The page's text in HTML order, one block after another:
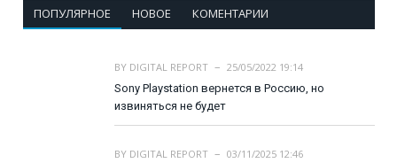
ПОПУЛЯРНОЕ НОВОЕ КОМЕНТАРИИ
BY DIGITAL REPORT
25/05/2022 19:14
Sony Playstation вернется в Россию, но
извиняться не будет
BY DIGITAL REPORT
03/11/2025 12:46